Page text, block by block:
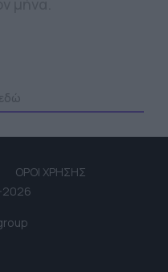
ΟΡΟΙ ΧΡΗΣΗΣ
2026